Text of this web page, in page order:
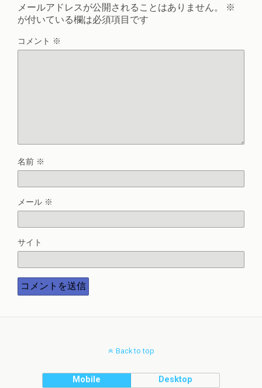
メールアドレスが公開されることはありません。
※
が付いている欄は必須項目です
コメント ※
名前 ※
メール ※
サイト
Back to top
Mobile Desktop